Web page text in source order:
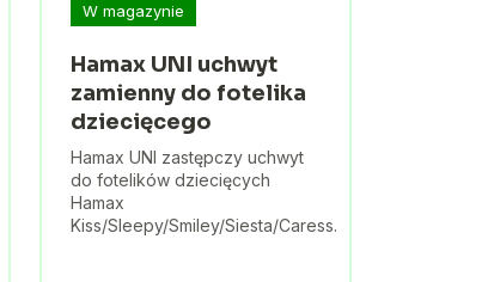
W magazynie
Hamax UNI uchwyt
zamienny do fotelika
dziecięcego
Hamax UNI zastępczy uchwyt
do fotelików dziecięcych
Hamax
Kiss/Sleepy/Smiley/Siesta/Caress.